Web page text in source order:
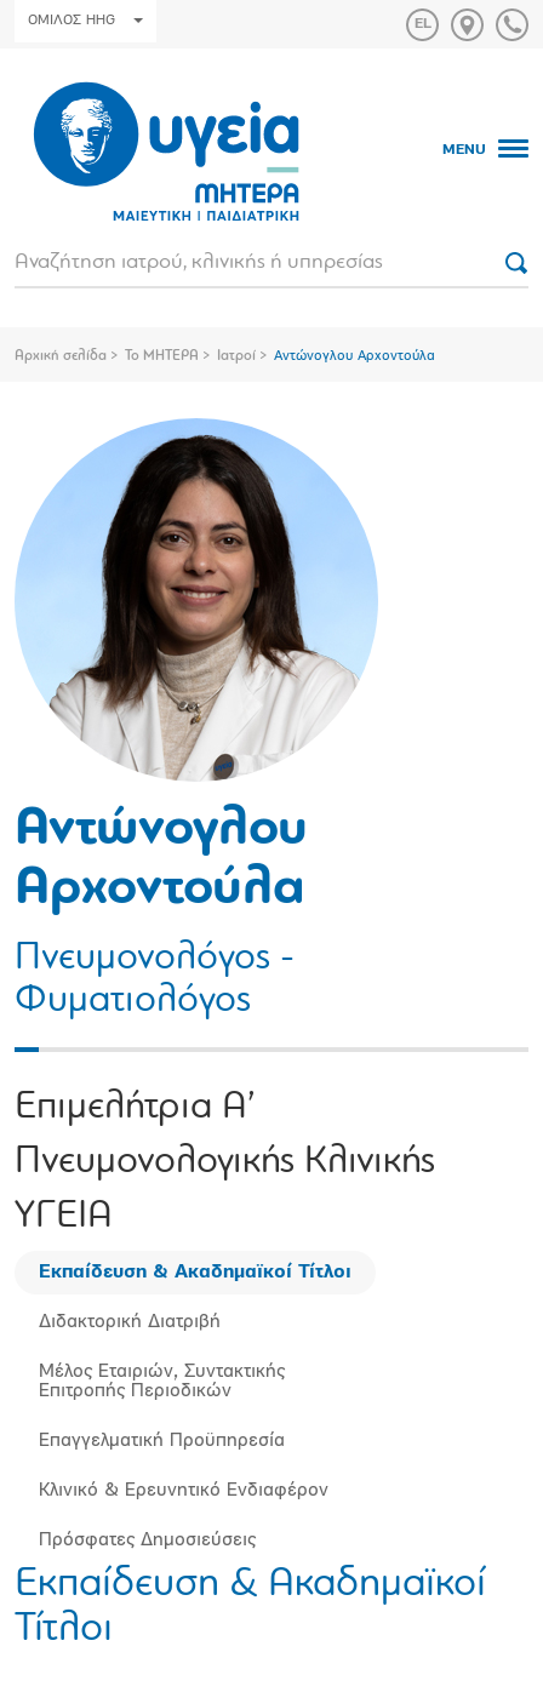
ΟΜΙΛΟΣ HHG
MENU
Αρχική σελίδα Το ΜΗΤΕΡΑ Ιατροί Αντώνογλου Αρχοντούλα
Αντώνογλου
Αρχοντούλα
Πνευμονολόγος -
Φυματιολόγος
Επιμελήτρια Α’
Πνευμονολογικής Κλινικής
ΥΓΕΙΑ
Εκπαίδευση & Ακαδημαϊκοί Τίτλοι
Διδακτορική Διατριβή
Μέλος Εταιριών, Συντακτικής
Επιτροπής Περιοδικών
Επαγγελματική Προϋπηρεσία
Κλινικό & Ερευνητικό Ενδιαφέρον
Πρόσφατες Δημοσιεύσεις
Εκπαίδευση & Ακαδημαϊκοί
Τίτλοι